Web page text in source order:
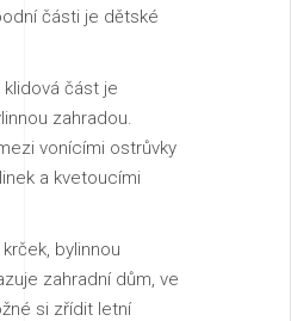
části je dětské
část je
zahradou.
vonícími ostrůvky
a kvetoucími
bylinnou
zahradní dům, ve
si zřídit letní